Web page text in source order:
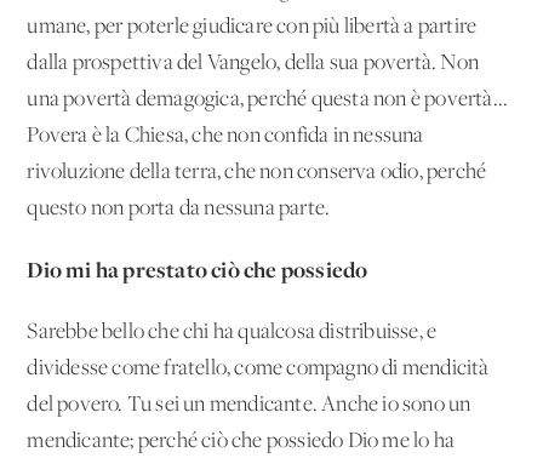
umane, per poterle giudicare con più libertà a partire
dalla prospettiva del Vangelo, della sua povertà. Non
una povertà demagogica, perché questa non è povertà...
Povera è la Chiesa, che non confida in nessuna
rivoluzione della terra, che non conserva odio, perché
questo non porta da nessuna parte.
Dio mi ha prestato ciò che possiedo
Sarebbe bello che chi ha qualcosa distribuisse, e
dividesse come fratello, come compagno di mendicità
del povero. Tu sei un mendicante. Anche io sono un
mendicante; perché ciò che possiedo Dio me lo ha